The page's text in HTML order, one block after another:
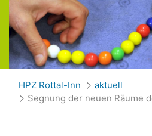
Segnung
HPZ Rottal-Inn
aktuell